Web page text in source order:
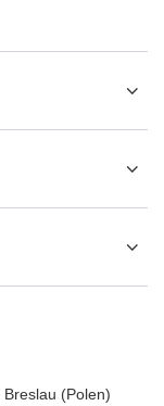
Breslau (Polen)